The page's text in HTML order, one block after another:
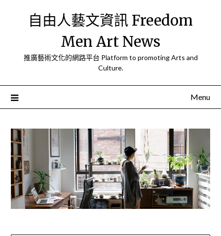
自由人藝文資訊 Freedom
Men Art News
推廣藝術文化的網路平台 Platform to promoting Arts and
Culture.
Menu